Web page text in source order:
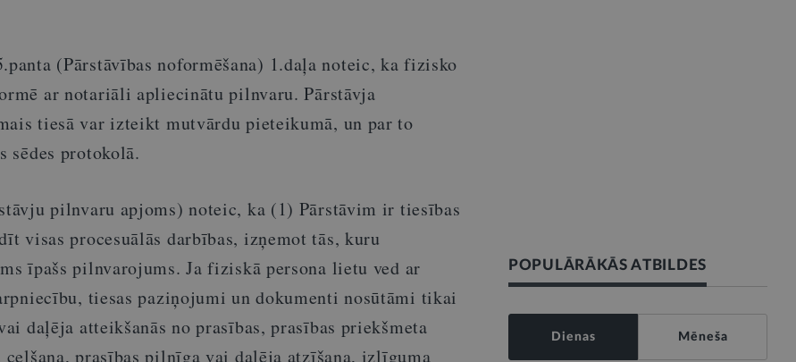
(Pārstāvības noformēšana) 1.daļa noteic, ka fizisko
ar notariāli apliecinātu pilnvaru. Pārstāvja
tiesā var izteikt mutvārdu pieteikumā, un par to
sēdes protokolā.
pilnvaru apjoms) noteic, ka (1) Pārstāvim ir tiesības
visas procesuālās darbības, izņemot tās, kuru
īpašs pilnvarojums. Ja fiziskā persona lietu ved ar
tiesas paziņojumi un dokumenti nosūtāmi tikai
daļēja atteikšanās no prasības, prasības priekšmeta
celšana, prasības pilnīga vai daļēja atzīšana, izlīguma
POPULĀRĀKĀS ATBILDES
Dienas Mēneša